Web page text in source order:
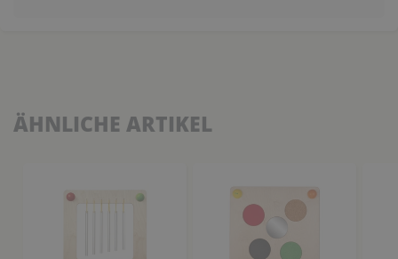
ÄHNLICHE ARTIKEL